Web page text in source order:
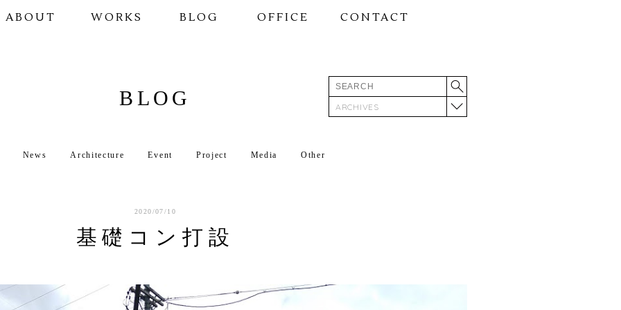
ABOUT WORKS BLOG OFFICE CONTACT
BLOG ARCHIVES
News Architecture Event Project Media Other
2020/07/10
基礎コン打設